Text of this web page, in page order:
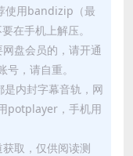
使用bandizip（最
在手机上解压。
盘会员的，请开通
，请自重。
内封字幕音轨，网
potplayer，手机用
取，仅供阅读测